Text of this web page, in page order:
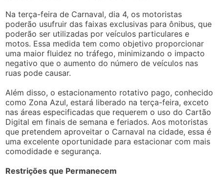
Na terça-feira de Carnaval, dia 4, os motoristas
poderão usufruir das faixas exclusivas para ônibus, que
poderão ser utilizadas por veículos particulares e
motos. Essa medida tem como objetivo proporcionar
uma maior fluidez no tráfego, minimizando o impacto
negativo que o aumento do número de veículos nas
ruas pode causar.
Além disso, o estacionamento rotativo pago, conhecido
como Zona Azul, estará liberado na terça-feira, exceto
nas áreas especificadas que requerem o uso do Cartão
Digital em finais de semana e feriados. Aos motoristas
que pretendem aproveitar o Carnaval na cidade, essa é
uma excelente oportunidade para estacionar com mais
comodidade e segurança.
Restrições que Permanecem